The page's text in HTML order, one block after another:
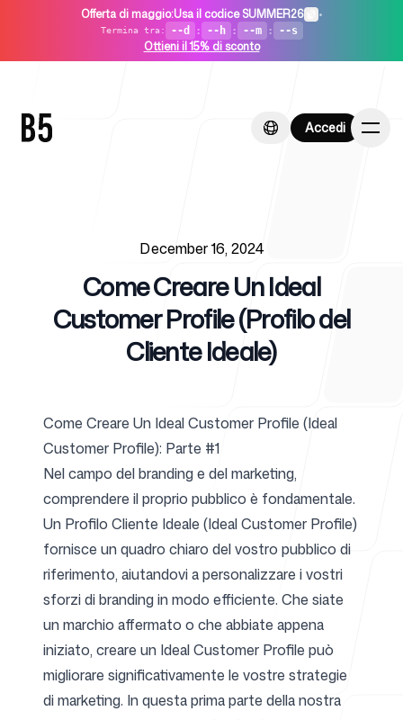
Offerta di maggio:Usa il codice SUMMER26 •
Termina tra: --d : --h : --m : --s
Ottieni il 15% di sconto
Accedi
Accedi
Per startup
Per agenzie
Blog
Prezzi
December 16, 2024
Come Creare Un Ideal
Customer Profile (Profilo del
Cliente Ideale)
Come Creare Un Ideal Customer Profile (Ideal
Customer Profile): Parte #1
Nel campo del branding e del marketing,
comprendere il proprio pubblico è fondamentale.
Un Profilo Cliente Ideale (Ideal Customer Profile)
fornisce un quadro chiaro del vostro pubblico di
riferimento, aiutandovi a personalizzare i vostri
sforzi di branding in modo efficiente. Che siate
un marchio affermato o che abbiate appena
iniziato, creare un Ideal Customer Profile può
migliorare significativamente le vostre strategie
di marketing. In questa prima parte della nostra